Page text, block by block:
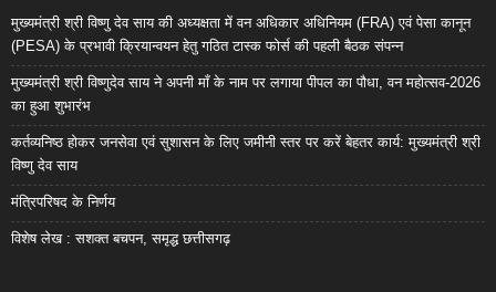
मुख्यमंत्री श्री विष्णु देव साय की अध्यक्षता में वन अधिकार अधिनियम (FRA) एवं पेसा कानून
(PESA) के प्रभावी क्रियान्वयन हेतु गठित टास्क फोर्स की पहली बैठक संपन्न
मुख्यमंत्री श्री विष्णुदेव साय ने अपनी माँ के नाम पर लगाया पीपल का पौधा, वन महोत्सव-2026
का हुआ शुभारंभ
कर्तव्यनिष्ठ होकर जनसेवा एवं सुशासन के लिए जमीनी स्तर पर करें बेहतर कार्य: मुख्यमंत्री श्री
विष्णु देव साय
मंत्रिपरिषद के निर्णय
विशेष लेख : सशक्त बचपन, समृद्ध छत्तीसगढ़